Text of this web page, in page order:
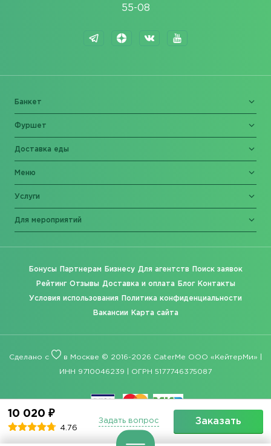
10 020 ₽
4.76
Заказать
Задать вопрос
55-08
Банкет
Фуршет
Доставка еды
Меню
Услуги
Для мероприятий
Бонусы Партнерам Бизнесу Для агентств Поиск заявок
Рейтинг Отзывы Доставка и оплата Блог Контакты
Условия использования Политика конфиденциальности
Вакансии Карта сайта
Сделано с в Москве © 2016-2026 CaterMe ООО «КейтерМи» |
ИНН 9710046239 | ОГРН 5177746375087